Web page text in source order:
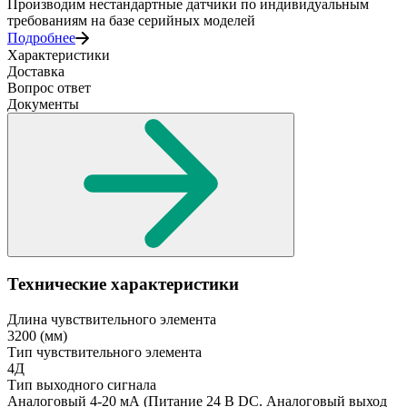
Производим нестандартные датчики по индивидуальным
требованиям на базе серийных моделей
Подробнее
Характеристики
Доставка
Вопрос ответ
Документы
Технические характеристики
Длина чувствительного элемента
3200 (мм)
Тип чувствительного элемента
4Д
Тип выходного сигнала
Аналоговый 4-20 мА (Питание 24 В DC. Аналоговый выход